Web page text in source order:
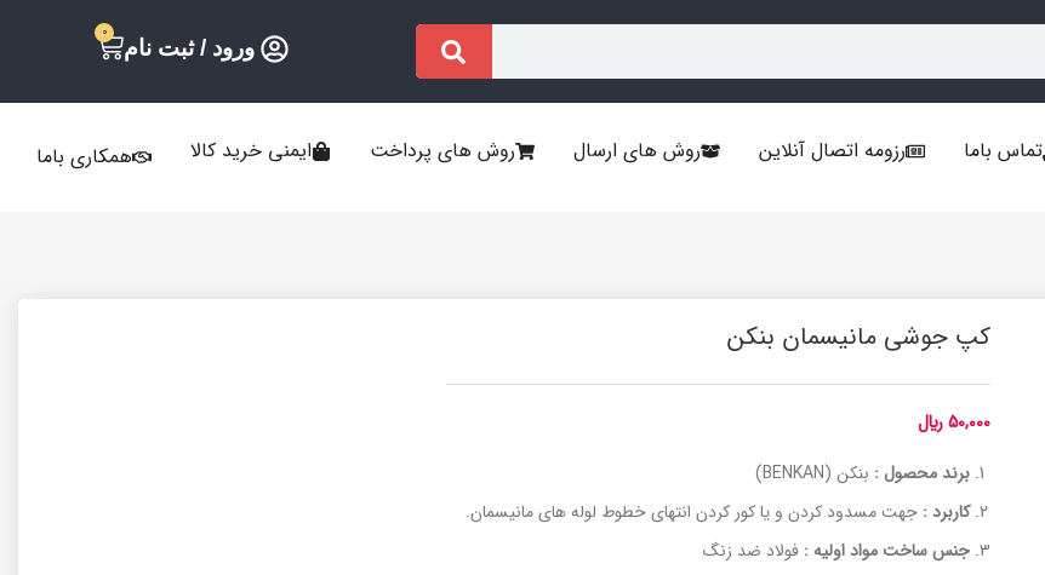
ورود / ثبت نام
0
تماس باما رزومه اتصال آنلاین روش های ارسال روش های پرداخت ایمنی خرید کالا همکاری باما
کپ جوشی مانیسمان بنکن
50,000﷼
برند محصول : بنکن (BENKAN)
کاربرد : جهت مسدود کردن و یا کور کردن انتهای خطوط لوله های مانیسمان.
جنس ساخت مواد اولیه : فولاد ضد زنگ